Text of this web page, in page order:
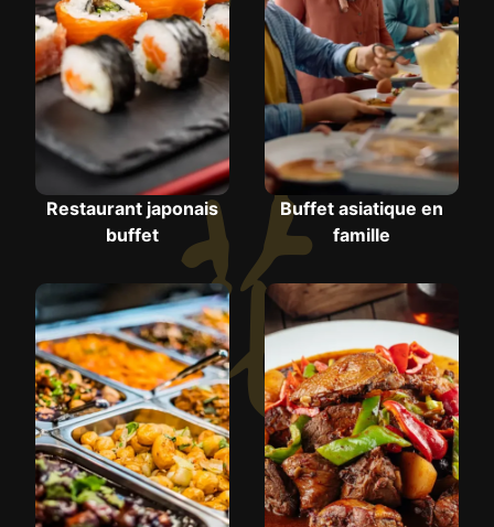
Restaurant japonais
buffet
Buffet asiatique en
famille